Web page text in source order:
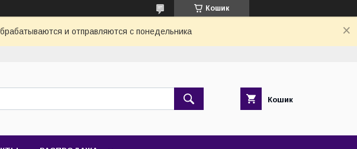
Кошик
и отправляются с понедельника
Кошик